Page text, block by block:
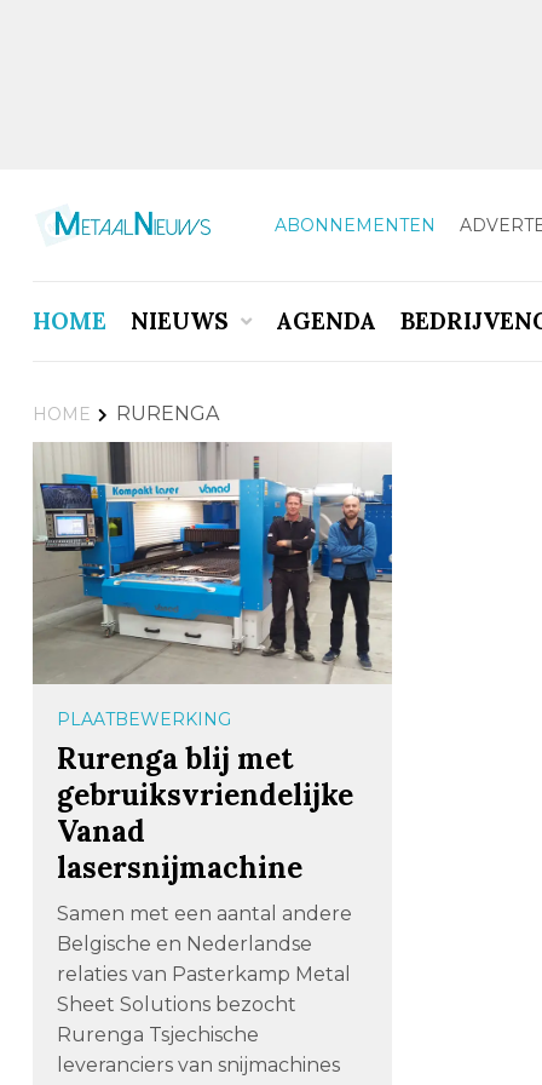
ABONNEMENTEN
HOME NIEUWS AGENDA
HOME RURENGA
PLAATBEWERKING
Rurenga blij met
gebruiksvriendelijke
Vanad
lasersnijmachine
Samen met een aantal andere
Belgische en Nederlandse
relaties van Pasterkamp Metal
Sheet Solutions bezocht
Rurenga Tsjechische
leveranciers van snijmachines